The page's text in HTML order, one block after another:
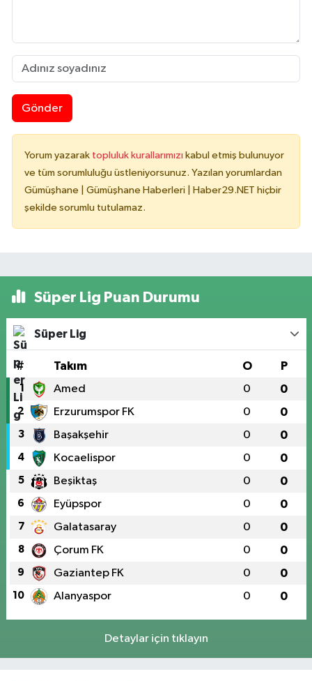
Gönder
Yorum yazarak topluluk kurallarımızı kabul etmiş bulunuyor
ve tüm sorumluluğu üstleniyorsunuz. Yazılan yorumlardan
Gümüşhane | Gümüşhane Haberleri | Haber29.NET hiçbir
şekilde sorumlu tutulamaz.
Süper Lig Puan Durumu
Süper Lig
# Takım O P
1 Amed 0 0
2 Erzurumspor FK 0 0
3 Başakşehir 0 0
4 Kocaelispor 0 0
5 Beşiktaş 0 0
6 Eyüpspor 0 0
7 Galatasaray 0 0
8 Çorum FK 0 0
9 Gaziantep FK 0 0
10 Alanyaspor 0 0
Detaylar için tıklayın